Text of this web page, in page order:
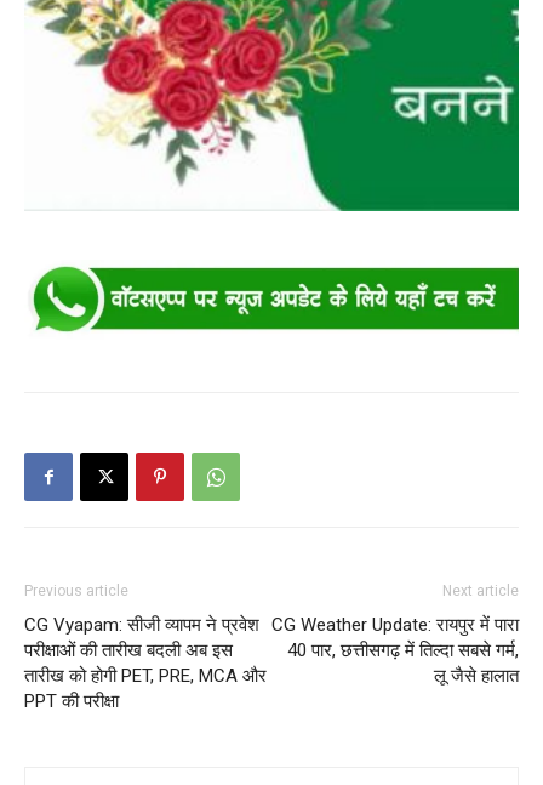
Previous article
CG Vyapam: सीजी व्यापम ने प्रवेश
परीक्षाओं की तारीख बदली अब इस
तारीख को होगी PET, PRE, MCA और
PPT की परीक्षा
Next article
CG Weather Update: रायपुर में पारा
40 पार, छत्तीसगढ़ में तिल्दा सबसे गर्म,
लू जैसे हालात